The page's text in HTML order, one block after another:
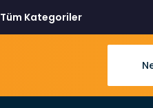
Tüm Kategoriler